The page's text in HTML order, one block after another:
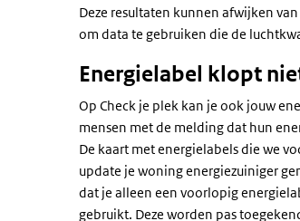
Deze resultaten kunnen afwijken
om data te gebruiken die de
Energielabel klopt
Op Check je plek kan je ook jouw
mensen met de melding dat hun
De kaart met energielabels die we
update je woning energiezuiniger
dat je alleen een voorlopig
gebruikt. Deze worden pas